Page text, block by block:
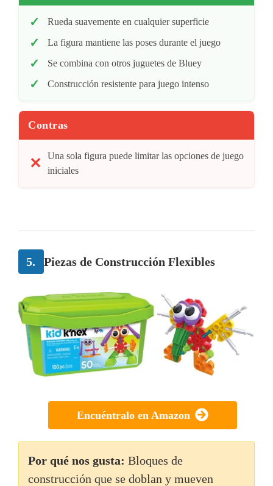
Rueda suavemente en cualquier superficie
La figura mantiene las poses durante el juego
Se combina con otros juguetes de Bluey
Construcción resistente para juego intenso
Contras
Una sola figura puede limitar las opciones de juego
iniciales
5. Piezas de Construcción Flexibles
Encuéntralo en Amazon
Por qué nos gusta: Bloques de
construcción que se doblan y mueven